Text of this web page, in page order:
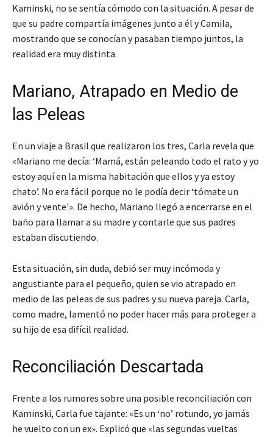
Kaminski, no se sentía cómodo con la situación. A pesar de
que su padre compartía imágenes junto a él y Camila,
mostrando que se conocían y pasaban tiempo juntos, la
realidad era muy distinta.
Mariano, Atrapado en Medio de
las Peleas
En un viaje a Brasil que realizaron los tres, Carla revela que
«Mariano me decía: ‘Mamá, están peleando todo el rato y yo
estoy aquí en la misma habitación que ellos y ya estoy
chato’. No era fácil porque no le podía decir ‘tómate un
avión y vente'». De hecho, Mariano llegó a encerrarse en el
baño para llamar a su madre y contarle que sus padres
estaban discutiendo.
Esta situación, sin duda, debió ser muy incómoda y
angustiante para el pequeño, quien se vio atrapado en
medio de las peleas de sus padres y su nueva pareja. Carla,
como madre, lamentó no poder hacer más para proteger a
su hijo de esa difícil realidad.
Reconciliación Descartada
Frente a los rumores sobre una posible reconciliación con
Kaminski, Carla fue tajante: «Es un ‘no’ rotundo, yo jamás
he vuelto con un ex». Explicó que «las segundas vueltas